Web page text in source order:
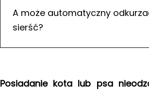
A może automatyczny
sierść?
Posiadanie kota lub psa